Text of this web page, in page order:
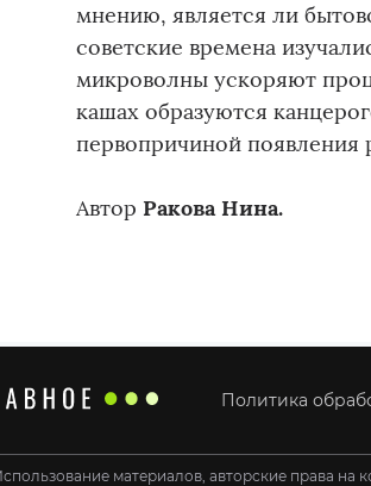
мнению, является ли
советские времена
микроволны ускоряют
кашах образуются
первопричиной появления
Автор Ракова Нина.
Политика
материалов, авторские права